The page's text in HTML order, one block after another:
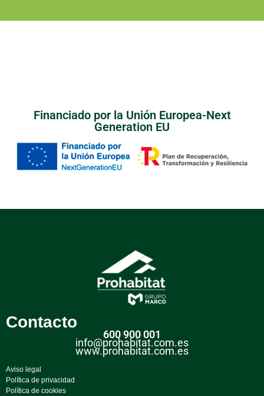
Financiado por la Unión Europea-Next
Generation EU
Contacto
600 900 001
info@prohabitat.com.es
www.prohabitat.com.es
Aviso legal
Política de privacidad
Política de cookies